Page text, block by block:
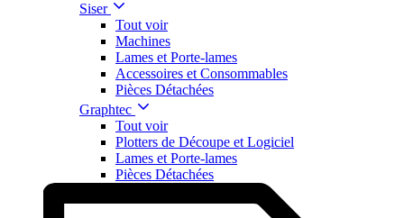
Siser
Tout voir
Machines
Lames et Porte-lames
Accessoires et Consommables
Pièces Détachées
Graphtec
Tout voir
Plotters de Découpe et Logiciel
Lames et Porte-lames
Pièces Détachées